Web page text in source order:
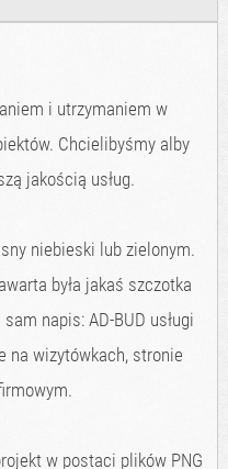
i utrzymaniem w
Chcielibyśmy alby
jakością usług.
niebieski lub zielonym.
była jakaś szczotka
napis: AD-BUD usługi
na wizytówkach, stronie
w postaci plików PNG